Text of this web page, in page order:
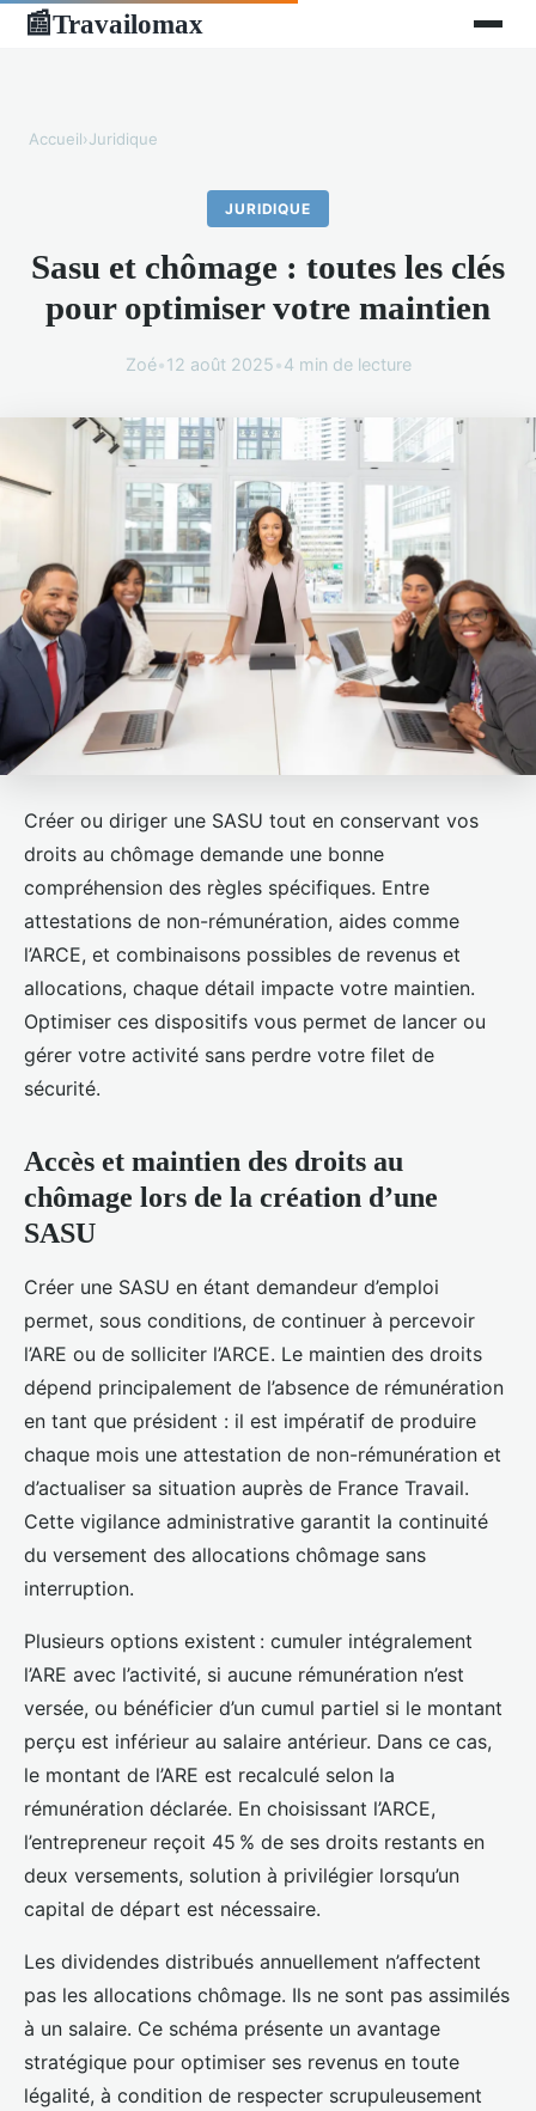
📰Travailomax
Accueil›Juridique
JURIDIQUE
Sasu et chômage : toutes les clés
pour optimiser votre maintien
Zoé•12 août 2025•4 min de lecture
Créer ou diriger une SASU tout en conservant vos
droits au chômage demande une bonne
compréhension des règles spécifiques. Entre
attestations de non-rémunération, aides comme
l’ARCE, et combinaisons possibles de revenus et
allocations, chaque détail impacte votre maintien.
Optimiser ces dispositifs vous permet de lancer ou
gérer votre activité sans perdre votre filet de
sécurité.
Accès et maintien des droits au
chômage lors de la création d’une
SASU
Créer une SASU en étant demandeur d’emploi
permet, sous conditions, de continuer à percevoir
l’ARE ou de solliciter l’ARCE. Le maintien des droits
dépend principalement de l’absence de rémunération
en tant que président : il est impératif de produire
chaque mois une attestation de non-rémunération et
d’actualiser sa situation auprès de France Travail.
Cette vigilance administrative garantit la continuité
du versement des allocations chômage sans
interruption.
Plusieurs options existent : cumuler intégralement
l’ARE avec l’activité, si aucune rémunération n’est
versée, ou bénéficier d’un cumul partiel si le montant
perçu est inférieur au salaire antérieur. Dans ce cas,
le montant de l’ARE est recalculé selon la
rémunération déclarée. En choisissant l’ARCE,
l’entrepreneur reçoit 45 % de ses droits restants en
deux versements, solution à privilégier lorsqu’un
capital de départ est nécessaire.
Les dividendes distribués annuellement n’affectent
pas les allocations chômage. Ils ne sont pas assimilés
à un salaire. Ce schéma présente un avantage
stratégique pour optimiser ses revenus en toute
légalité, à condition de respecter scrupuleusement